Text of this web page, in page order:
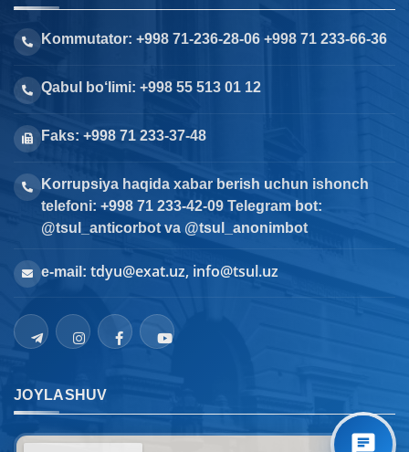
Kommutator: +998 71-236-28-06 +998 71 233-66-36
Qabul bo‘limi: +998 55 513 01 12
Faks: +998 71 233-37-48
Korrupsiya haqida xabar berish uchun ishonch
telefoni: +998 71 233-42-09 Telegram bot:
@tsul_anticorbot va @tsul_anonimbot
e-mail: tdyu@exat.uz, info@tsul.uz
JOYLASHUV